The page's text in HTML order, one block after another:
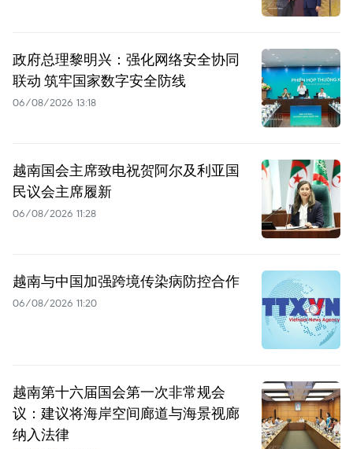
政府总理黎明兴：强化网络安全协同
联动 筑牢国家数字安全防线
06/08/2026 13:18
越南国会主席致电祝贺阿尔及利亚国
民议会主席履新
06/08/2026 11:28
越南与中国加强跨境传染病防控合作
06/08/2026 11:20
越南第十六届国会第一次非常规会
议：建议将海岸空间廊道与海景视廊
纳入法律